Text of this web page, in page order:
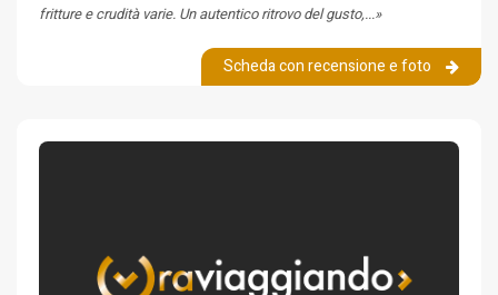
fritture e crudità varie. Un autentico ritrovo del gusto,...»
Scheda con recensione e foto